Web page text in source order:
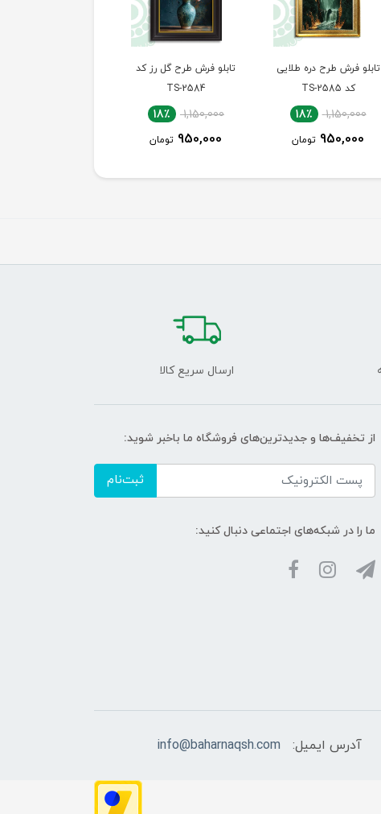
تابلو فرش طرح دره طلایی
کد TS-2585
1,150,000 18٪
950,000 تومان
تابلو فرش طرح گل رز کد
TS-2584
1,150,000 18٪
950,000 تومان
ارسال سریع کالا
از تخفیف‌ها و جدیدترین‌های فروشگاه ما باخبر شوید:
ثبت‌نام
ما را در شبکه‌های اجتماعی دنبال کنید:
آدرس ایمیل: info@baharnaqsh.com